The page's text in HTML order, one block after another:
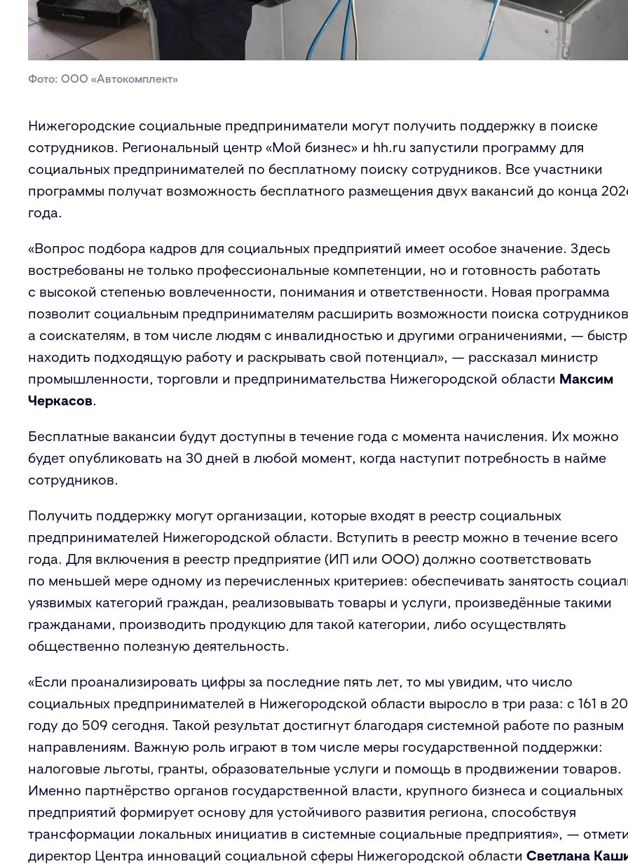
Фото: ООО «Автокомплект»
Нижегородские социальные предприниматели могут получить поддержку в поиске
сотрудников. Региональный центр «Мой бизнес» и hh.ru запустили программу для
социальных предпринимателей по бесплатному поиску сотрудников. Все участники
программы получат возможность бесплатного размещения двух вакансий до конца
года.
«Вопрос подбора кадров для социальных предприятий имеет особое значение. Здесь
востребованы не только профессиональные компетенции, но и готовность работать
с высокой степенью вовлеченности, понимания и ответственности. Новая программа
позволит социальным предпринимателям расширить возможности поиска
а соискателям, в том числе людям с инвалидностью и другими ограничениями, —
находить подходящую работу и раскрывать свой потенциал», — рассказал министр
промышленности, торговли и предпринимательства Нижегородской области Максим
Черкасов.
Бесплатные вакансии будут доступны в течение года с момента начисления. Их можно
будет опубликовать на 30 дней в любой момент, когда наступит потребность в найме
сотрудников.
Получить поддержку могут организации, которые входят в реестр социальных
предпринимателей Нижегородской области. Вступить в реестр можно в течение всего
года. Для включения в реестр предприятие (ИП или ООО) должно соответствовать
по меньшей мере одному из перечисленных критериев: обеспечивать занятость
уязвимых категорий граждан, реализовывать товары и услуги, произведённые такими
гражданами, производить продукцию для такой категории, либо осуществлять
общественно полезную деятельность.
«Если проанализировать цифры за последние пять лет, то мы увидим, что число
социальных предпринимателей в Нижегородской области выросло в три раза: с 161 в
году до 509 сегодня. Такой результат достигнут благодаря системной работе по разным
направлениям. Важную роль играют в том числе меры государственной поддержки:
налоговые льготы, гранты, образовательные услуги и помощь в продвижении товаров.
Именно партнёрство органов государственной власти, крупного бизнеса и социальных
предприятий формирует основу для устойчивого развития региона, способствуя
трансформации локальных инициатив в системные социальные предприятия», —
директор Центра инноваций социальной сферы Нижегородской области Светлана